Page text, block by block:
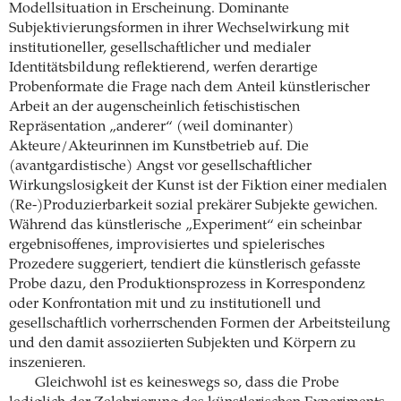
Modellsituation in Erscheinung. Dominante
Subjektivierungsformen in ihrer Wechselwirkung mit
institutioneller, gesellschaftlicher und medialer
Identitätsbildung reflektierend, werfen derartige
Probenformate die Frage nach dem Anteil künstlerischer
Arbeit an der augenscheinlich fetischistischen
Repräsentation „anderer“ (weil dominanter)
Akteure/Akteurinnen im Kunstbetrieb auf. Die
(avantgardistische) Angst vor gesellschaftlicher
Wirkungslosigkeit der Kunst ist der Fiktion einer medialen
(Re-)Produzierbarkeit sozial prekärer Subjekte gewichen.
Während das künstlerische „Experiment“ ein scheinbar
ergebnisoffenes, improvisiertes und spielerisches
Prozedere suggeriert, tendiert die künstlerisch gefasste
Probe dazu, den Produktionsprozess in Korrespondenz
oder Konfrontation mit und zu institutionell und
gesellschaftlich vorherrschenden Formen der Arbeitsteilung
und den damit assoziierten Subjekten und Körpern zu
inszenieren.
Gleichwohl ist es keineswegs so, dass die Probe